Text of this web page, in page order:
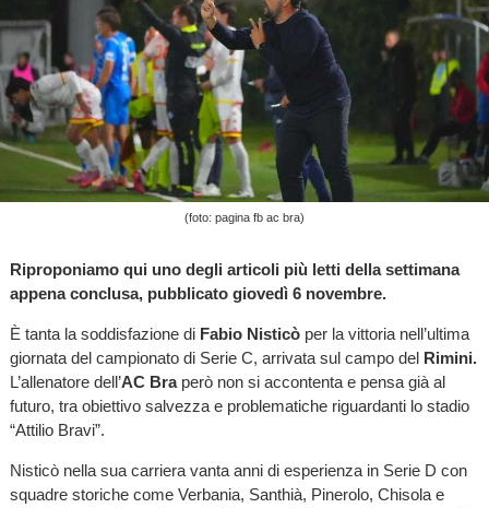
(foto: pagina fb ac bra)
Riproponiamo qui uno degli articoli più letti della settimana
appena conclusa, pubblicato giovedì 6 novembre.
È tanta la soddisfazione di Fabio Nisticòper la vittoria nell’ultima
giornata del campionato di Serie C, arrivata sul campo del Rimini.
L’allenatore dell’AC Braperò non si accontenta e pensa già al
futuro, tra obiettivo salvezza e problematiche riguardanti lo stadio
“Attilio Bravi”.
Nisticò nella sua carriera vanta anni di esperienza in Serie D con
squadre storiche come Verbania, Santhià, Pinerolo, Chisola e